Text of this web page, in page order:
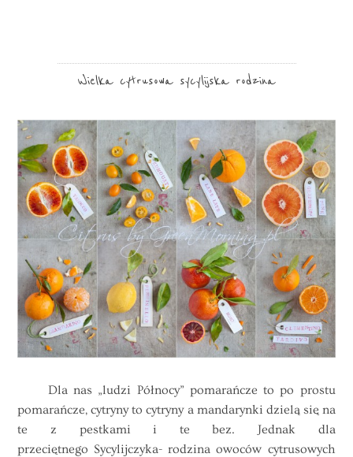
Wielka cytrusowa sycylijska rodzina
Dla nas „ludzi Północy” pomarańcze to po prostu
pomarańcze, cytryny to cytryny a mandarynki dzielą się na
te z pestkami i te bez. Jednak dla
przeciętnego Sycylijczyka- rodzina owoców cytrusowych